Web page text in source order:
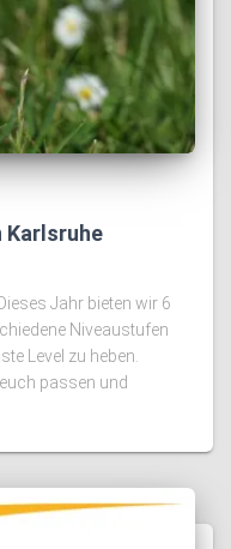
Karlsruhe
Jahr bieten wir 6
Niveaustufen
Level zu heben.
passen und